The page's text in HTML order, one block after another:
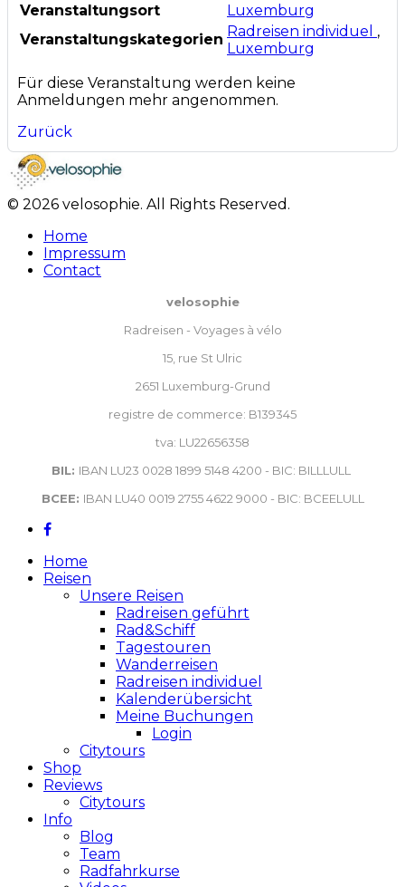
Veranstaltungsort
Luxemburg
Veranstaltungskategorien Radreisen individuel ,
Luxemburg
Für diese Veranstaltung werden keine
Anmeldungen mehr angenommen.
Zurück
© 2026 velosophie. All Rights Reserved.
Home
Impressum
Contact
velosophie
Radreisen - Voyages à vélo
15, rue St Ulric
2651 Luxemburg-Grund
registre de commerce: B139345
tva: LU22656358
BIL: IBAN LU23 0028 1899 5148 4200 - BIC: BILLLULL
BCEE: IBAN LU40 0019 2755 4622 9000 - BIC: BCEELULL
Home
Reisen
Unsere Reisen
Radreisen geführt
Rad&Schiff
Tagestouren
Wanderreisen
Radreisen individuel
Kalenderübersicht
Meine Buchungen
Login
Citytours
Shop
Reviews
Citytours
Info
Blog
Team
Radfahrkurse